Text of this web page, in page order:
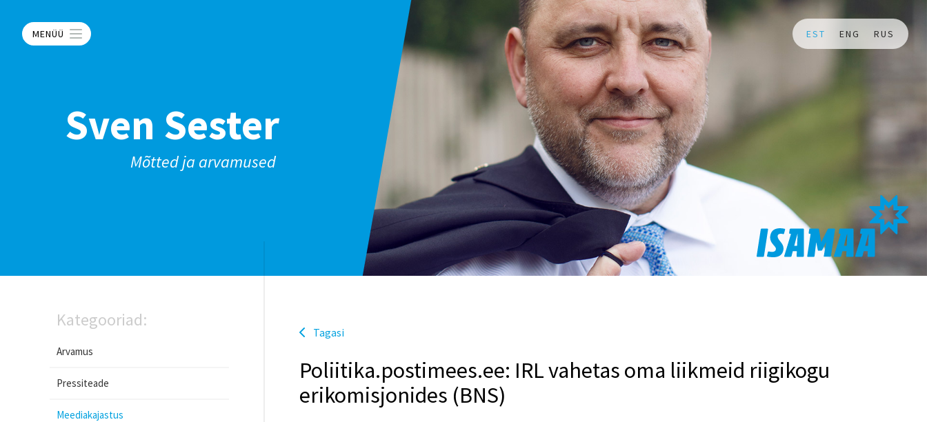
MENÜÜ EST ENG RUS
Sven Sester
Mõtted ja arvamused
Kategooriad:
Arvamus
Pressiteade
Meediakajastus
Tagasi
Poliitika.postimees.ee: IRL vahetas oma liikmeid riigikogu
erikomisjonides (BNS)